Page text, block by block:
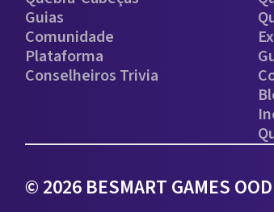
Guias
Comunidade
Plataforma
Conselheiros Trivia
© 2026 BESMART GAMES